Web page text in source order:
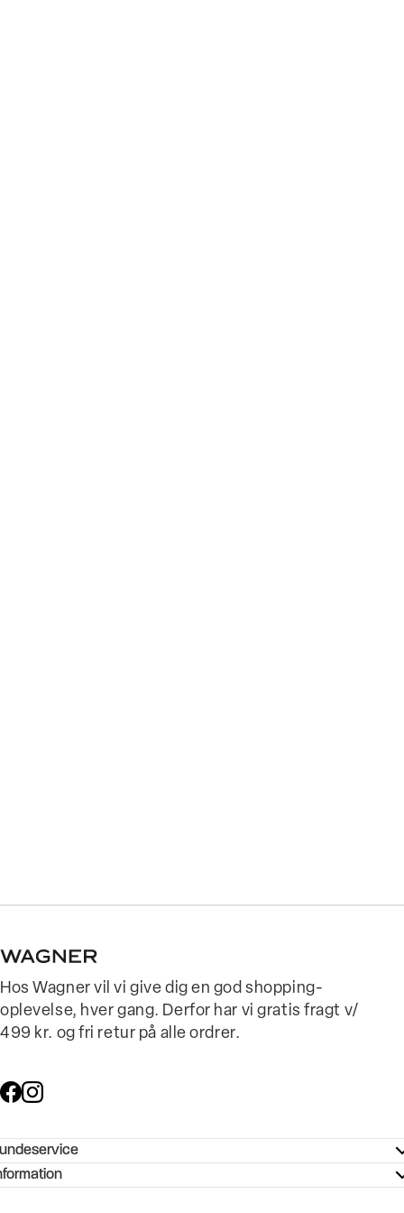
Hos Wagner vil vi give dig en god shopping-
oplevelse, hver gang. Derfor har vi gratis fragt v/
499 kr. og fri retur på alle ordrer.
- Hjælpecenter